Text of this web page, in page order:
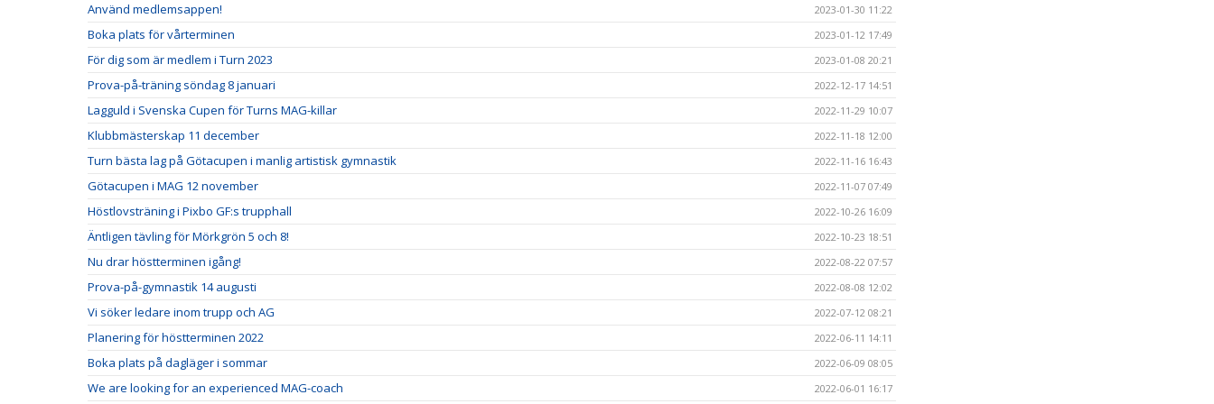
Använd medlemsappen! 2023-01-30 11:22
Boka plats för vårterminen 2023-01-12 17:49
För dig som är medlem i Turn 2023 2023-01-08 20:21
Prova-på-träning söndag 8 januari 2022-12-17 14:51
Lagguld i Svenska Cupen för Turns MAG-killar 2022-11-29 10:07
Klubbmästerskap 11 december 2022-11-18 12:00
Turn bästa lag på Götacupen i manlig artistisk gymnastik 2022-11-16 16:43
Götacupen i MAG 12 november 2022-11-07 07:49
Höstlovsträning i Pixbo GF:s trupphall 2022-10-26 16:09
Äntligen tävling för Mörkgrön 5 och 8! 2022-10-23 18:51
Nu drar höstterminen igång! 2022-08-22 07:57
Prova-på-gymnastik 14 augusti 2022-08-08 12:02
Vi söker ledare inom trupp och AG 2022-07-12 08:21
Planering för höstterminen 2022 2022-06-11 14:11
Boka plats på dagläger i sommar 2022-06-09 08:05
We are looking for an experienced MAG-coach 2022-06-01 16:17